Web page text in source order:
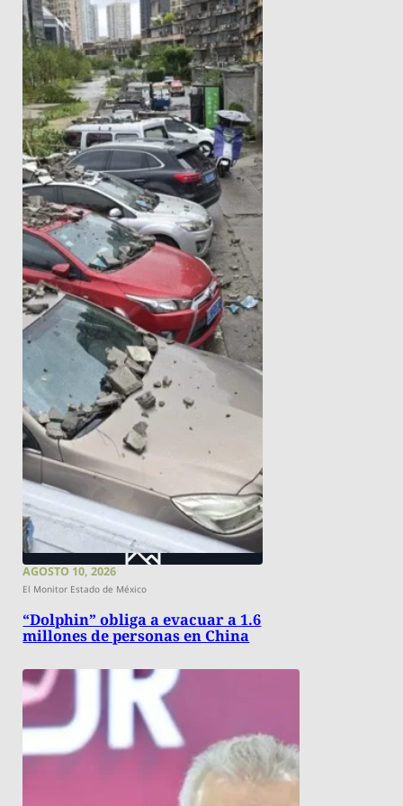
AGOSTO 10, 2026
El Monitor Estado de México
“Dolphin” obliga a evacuar a 1.6
millones de personas en China